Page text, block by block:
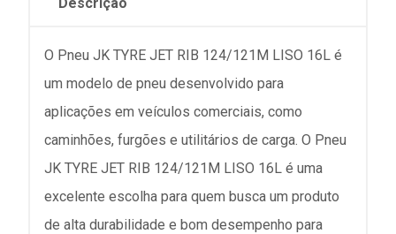
O Pneu JK TYRE JET RIB 124/121M LISO 16L é
um modelo de pneu desenvolvido para
aplicações em veículos comerciais, como
caminhões, furgões e utilitários de carga. O Pneu
JK TYRE JET RIB 124/121M LISO 16L é uma
excelente escolha para quem busca um produto
de alta durabilidade e bom desempenho para